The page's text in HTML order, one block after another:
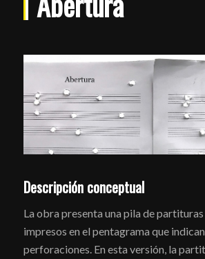
Descripción conceptual
La obra presenta una pila de
impresos en el pentagrama que
perforaciones. En esta versión, la